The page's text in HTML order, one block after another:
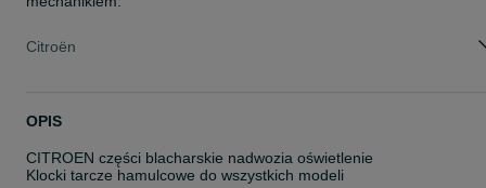
Citroën
OPIS
CITROEN części blacharskie nadwozia oświetlenie
Klocki tarcze hamulcowe do wszystkich modeli